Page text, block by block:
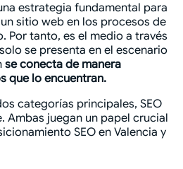
estrategia fundamental para
sitio web en los procesos de
Por tanto, es el medio a través
se presenta en el escenario
se conecta de manera
que lo encuentran.
categorías principales, SEO
Ambas juegan un papel crucial
SEO en Valencia y